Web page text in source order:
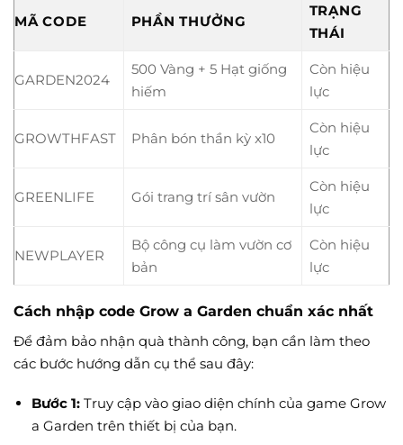
MÃ CODE PHẦN THƯỞNG
TRẠNG
THÁI
GARDEN2024
500 Vàng + 5 Hạt giống
hiếm
Còn hiệu
lực
GROWTHFAST Phân bón thần kỳ x10
Còn hiệu
lực
GREENLIFE Gói trang trí sân vườn
Còn hiệu
lực
NEWPLAYER
Bộ công cụ làm vườn cơ
bản
Còn hiệu
lực
Cách nhập code Grow a Garden chuẩn xác nhất
Để đảm bảo nhận quà thành công, bạn cần làm theo
các bước hướng dẫn cụ thể sau đây:
Bước 1:Truy cập vào giao diện chính của game Grow
a Garden trên thiết bị của bạn.